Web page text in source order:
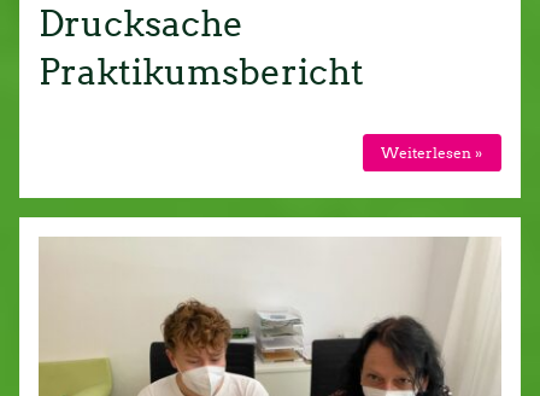
Drucksache
Praktikumsbericht
Weiterlesen »